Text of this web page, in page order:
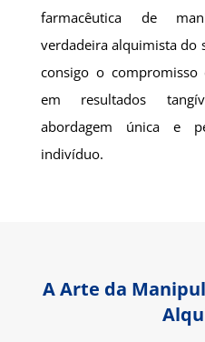
farmacêutica de
verdadeira alquimista do
consigo o
em resultados
abordagem única e
indivíduo.
A Arte da